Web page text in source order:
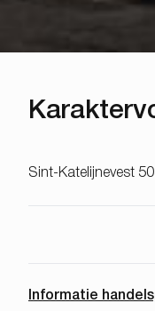
Sint-Katelijnevest
Informatie